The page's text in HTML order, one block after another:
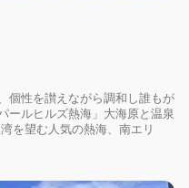
個性を讃えながら調和し誰もが
ールヒルズ熱海」大海原と温泉
を望む人気の熱海、南エリ